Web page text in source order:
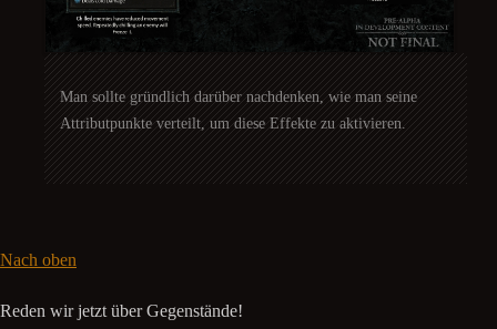
Man sollte gründlich darüber nachdenken, wie man seine
Attributpunkte verteilt, um diese Effekte zu aktivieren.
Nach oben
Reden wir jetzt über Gegenstände!